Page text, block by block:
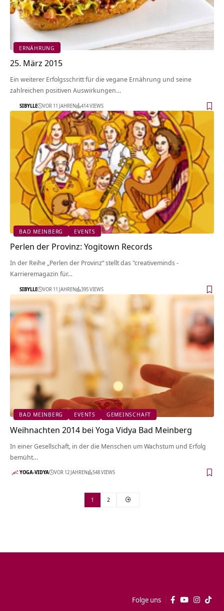
ERNÄHRUNG
25. März 2015
Ein weiterer Erfolgsschritt für die vegane Ernährung und seine
zahlreichen positiven Auswirkungen…
SIBYLLE VOR 11 JAHREN 414 VIEWS
BAD MEINBERG EVENTS
Perlen der Provinz: Yogitown Records
In der Reihe „Perlen der Provinz“ stellt das "creativeminds -
Karrieremagazin für…
SIBYLLE VOR 11 JAHREN 395 VIEWS
BAD MEINBERG EVENTS GEMEINSCHAFT
Weihnachten 2014 bei Yoga Vidya Bad Meinberg
In einer Gesellschaft, in der die Menschen um Wachstum und Erfolg
bemüht…
YOGA-VIDYA VOR 12 JAHREN 548 VIEWS
1 2
Folge uns